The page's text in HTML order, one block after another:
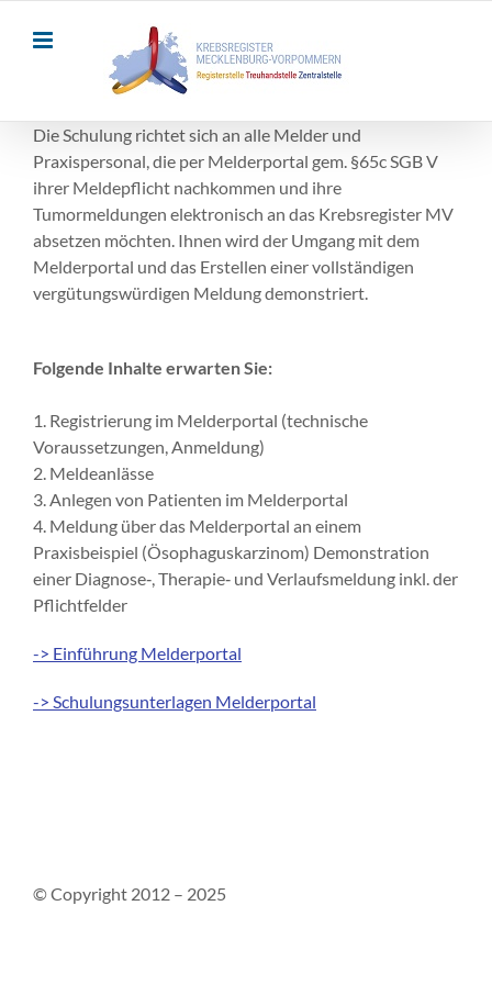
Die Schulung richtet sich an alle Melder und
Praxispersonal, die per Melderportal gem. §65c SGB V
ihrer Meldepflicht nachkommen und ihre
Tumormeldungen elektronisch an das Krebsregister MV
absetzen möchten. Ihnen wird der Umgang mit dem
Melderportal und das Erstellen einervollständigen
vergütungswürdigen Meldung demonstriert.
Folgende Inhalte erwarten Sie:
1. Registrierung im Melderportal (technische
Voraussetzungen, Anmeldung)
2. Meldeanlässe
3.Anlegen von Patienten im Melderportal
4. Meldung über das Melderportal an einem
Praxisbeispiel (Ösophaguskarzinom) Demonstration
einer Diagnose‐, Therapie‐ und Verlaufsmeldung inkl. der
Pflichtfelder
-> Einführung Melderportal
-> Schulungsunterlagen Melderportal
© Copyright 2012 – 2025